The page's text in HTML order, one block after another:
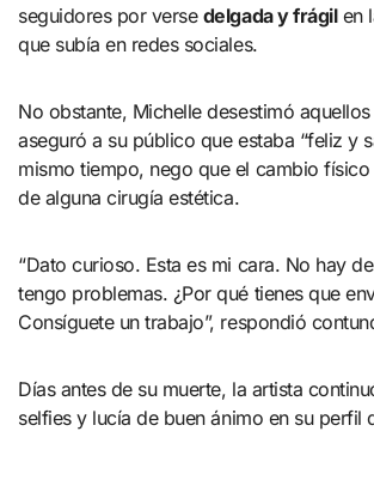
seguidores por verse delgada y frágilen
que subía en redes sociales.
No obstante, Michelle desestimó
aseguró a su público que estaba “feliz y
mismo tiempo, nego que el cambio
de alguna cirugía estética.
“Dato curioso. Esta es mi cara. No hay
tengo problemas. ¿Por qué tienes que
Consíguete un trabajo”, respondió
Días antes de su muerte, la artista
selfies y lucía de buen ánimo en su perfil